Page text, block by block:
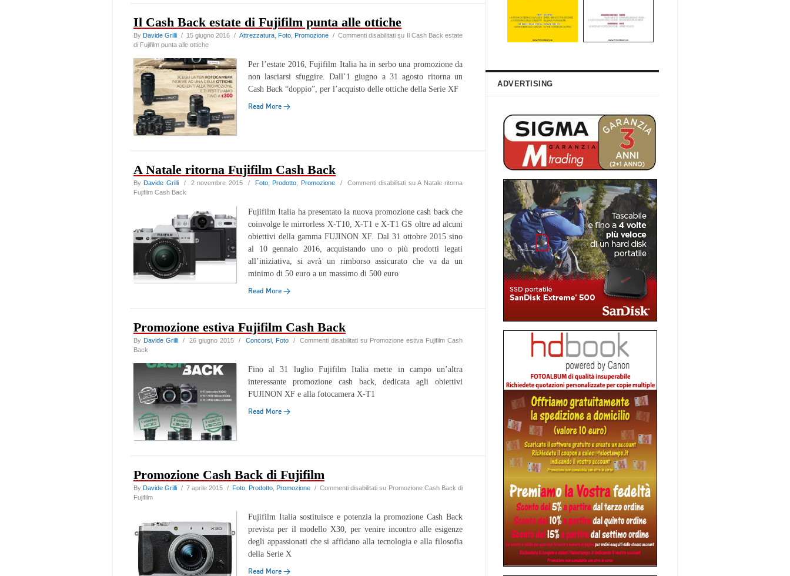
Il Cash Back estate di Fujifilm punta alle ottiche
ByDavide Grilli / 15 giugno 2016 /Attrezzatura ,Foto ,Promozione /Commenti disabilitati su Il Cash Back estate
di Fujifilm punta alle ottiche
Per l’estate 2016, Fujifilm Italia ha in serbo una promozione da
non lasciarsi sfuggire. Dall’1 giugno a 31 agosto ritorna un
Cash Back “doppio”, per l’acquisto delle ottiche della Serie XF
Read More →
A Natale ritorna Fujifilm Cash Back
ByDavide Grilli/ 2 novembre 2015 / Foto,Prodotto Promozione/ Commenti disabilitati su A Natale ritorna
Fujifilm Cash Back
Fujifilm Italia ha presentato la nuova promozione cash back che
coinvolge le mirrorless X-T10, X-T1 e X-T1 GS oltre ad alcuni
obiettivi della gamma FUJINON XF. Dal 31 ottobre 2015 sino
al 10 gennaio 2016, acquistando uno o più prodotti legati
all’iniziativa, si avrà un rimborso assicurato che va da un
minimo di 50 euro a un massimo di 500 euro
Read More →
Promozione estiva Fujifilm Cash Back
ByDavide Grilli / 26 giugno 2015 / Concorsi, Foto/ Commenti disabilitatisu Promozione estiva Fujifilm Cash
Back
Fino al 31 luglio Fujifilm Italia mette in campo un’altra
interessante promozione cash back, dedicata agli obiettivi
FUJINON XF e alla fotocamera X-T1
Read More →
Promozione Cash Back di Fujifilm
ByDavide Grilli / 7 aprile 2015 /Foto ,Prodotto ,Promozione /Commenti disabilitati su Promozione Cash Back di
Fujifilm
Fujifilm Italia sostituisce e potenzia la promozione Cash Back
prevista per il modello X30, per venire incontro alle esigenze
degli appassionati che si affidano alla tecnologia e alla filosofia
della Serie X
Read More →
ADVERTISING